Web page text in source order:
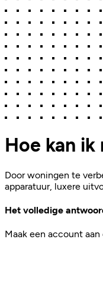
Hoe kan
Door woningen te
apparatuur, luxere
Het volledige
Maak een account